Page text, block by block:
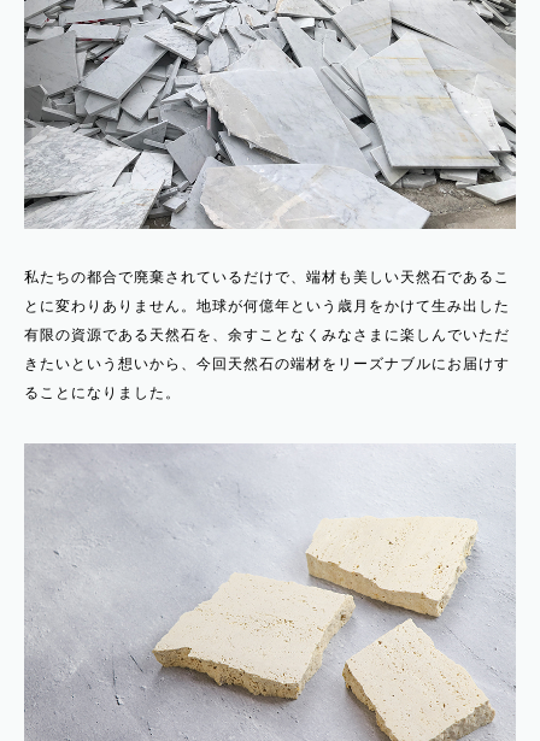
私たちの都合で廃棄されているだけで、端材も美しい天然石であるこ
とに変わりありません。地球が何億年という歳月をかけて生み出した
有限の資源である天然石を、余すことなくみなさまに楽しんでいただ
きたいという想いから、今回天然石の端材をリーズナブルにお届けす
ることになりました。